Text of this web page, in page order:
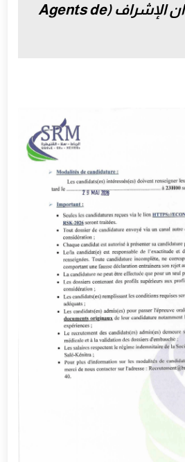
أعوان الإشراف (Agents de